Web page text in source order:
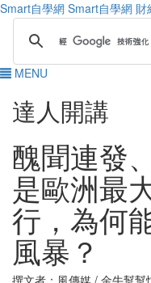
Smart自學網 Smart自學網 財
MENU
達人開講
醜聞連發
是歐洲最
行，為何
風暴？